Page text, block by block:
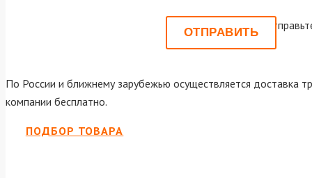
Или
По России и ближнему зарубежью осуществляется доставка
компании бесплатно.
ПОДБОР ТОВАРА